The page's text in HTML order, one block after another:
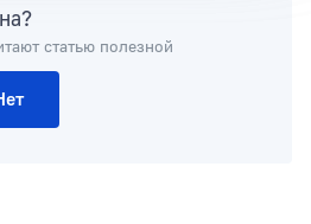
статью полезной